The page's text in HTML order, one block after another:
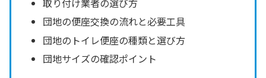
取り付け業者の選び方
団地の便座交換の流れと必要工具
団地のトイレ便座の種類と選び方
団地サイズの確認ポイント